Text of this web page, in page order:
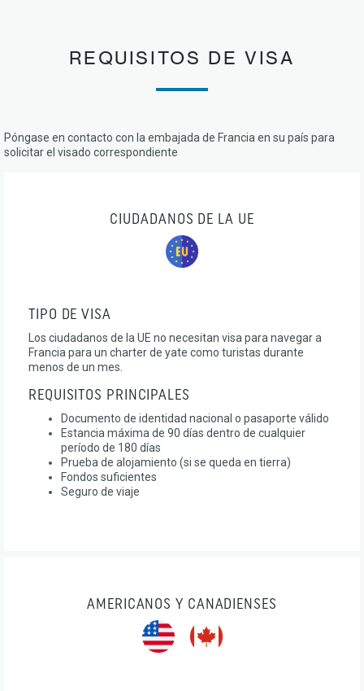
REQUISITOS DE VISA
Póngase en contacto con la embajada de Francia en su país para
solicitar el visado correspondiente
CIUDADANOS DE LA UE
TIPO DE VISA
Los ciudadanos de la UE no necesitan visa para navegar a
Francia para un charter de yate como turistas durante
menos de un mes.
REQUISITOS PRINCIPALES
Documento de identidad nacional o pasaporte válido
Estancia máxima de 90 días dentro de cualquier
período de 180 días
Prueba de alojamiento (si se queda en tierra)
Fondos suficientes
Seguro de viaje
AMERICANOS Y CANADIENSES